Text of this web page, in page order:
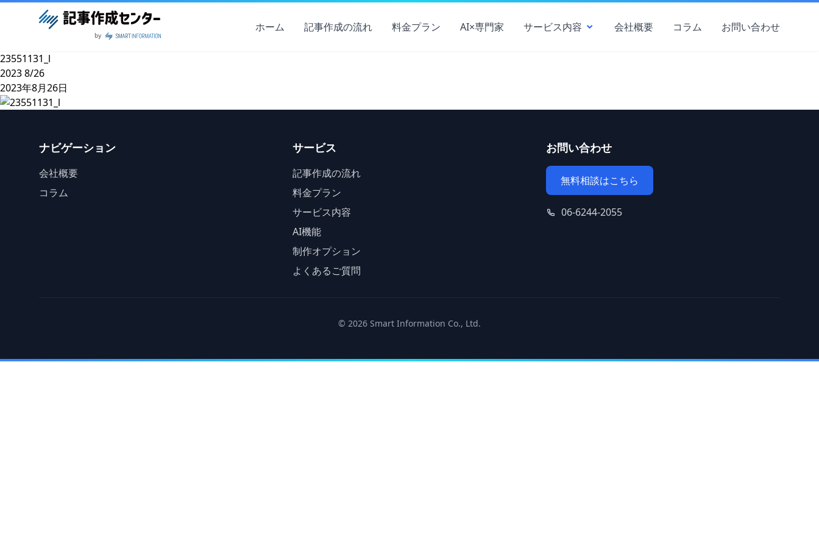
ホーム 記事作成の流れ 料金プラン AI×専門家 サービス内容 会社概要 コラム お問い合わせ
23551131_l
20238/26
2023年8月26日
ナビゲーション
会社概要
コラム
サービス
記事作成の流れ
料金プラン
サービス内容
AI機能
制作オプション
よくあるご質問
お問い合わせ
無料相談はこちら
06-6244-2055
© 2026 Smart Information Co., Ltd.